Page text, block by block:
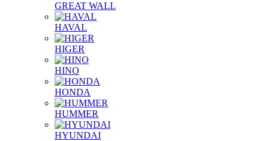
GREAT WALL
HAVAL
HIGER
HINO
HONDA
HUMMER
HYUNDAI